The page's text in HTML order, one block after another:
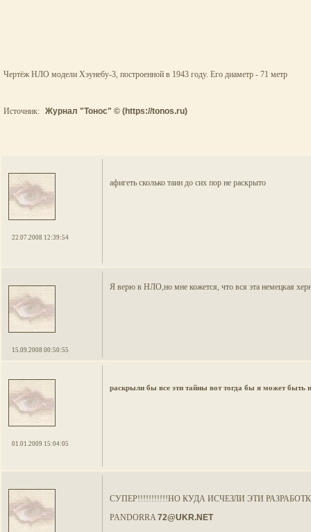
Чертёж НЛО модели Хэунебу-3, построенной в 1943 году. Его диаметр - 71 метр
Источник: Журнал "Тонос" © (https://tonos.ru)
22.07.2008 12:39:54
афигеть сколько таин до сих пор не раскрыто
15.09.2008 00:50:55
Я верю в НЛО,но мне кожется, что вся эта немецкая
01.01.2009 15:04:05
раскрыли бы все эти тайны вот тогда бы я может быть
СУПЕР!!!!!!!!!!!НО КУДА ИСЧЕЗЛИ ЭТИ
PANDORRA72@UKR.NET